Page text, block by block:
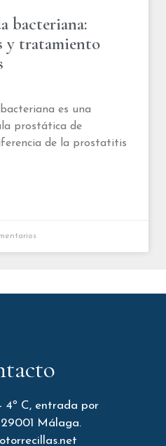
bacteriana:
y tratamiento
es una
prostática de
de la prostatitis
4º C, entrada por
Málaga.